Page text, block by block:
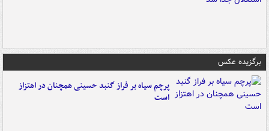
برگزیده عکس
پرچم سیاه بر فراز گنبد حسینی همچنان در اهتزاز
است